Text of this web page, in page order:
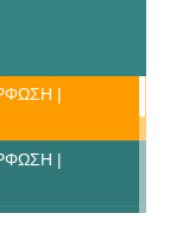
|
|